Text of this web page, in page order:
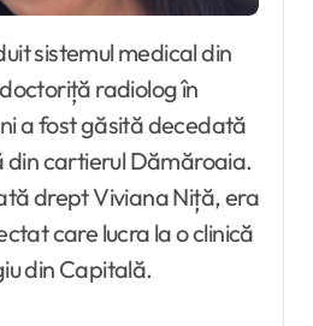
radiolog în
a fost găsită decedată
din cartierul Dămăroaia.
drept Viviana Niță, era
care lucra la o clinică
din Capitală.